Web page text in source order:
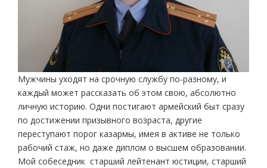
Мужчины уходят на срочную службу по-разному, и
каждый может рассказать об этом свою, абсолютно
личную историю. Одни постигают армейский быт сразу
по достижении призывного возраста, другие
переступают порог казармы, имея в активе не только
рабочий стаж, но даже диплом о высшем образовании.
Мой собеседник старший лейтенант юстиции, старший